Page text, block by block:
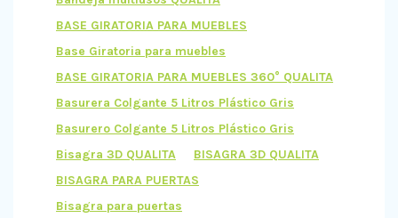
BASE GIRATORIA PARA MUEBLES
Base Giratoria para muebles
BASE GIRATORIA PARA MUEBLES 360° QUALITA
Basurera Colgante 5 Litros Plástico Gris
Basurero Colgante 5 Litros Plástico Gris
Bisagra 3D QUALITA
BISAGRA 3D QUALITA
BISAGRA PARA PUERTAS
Bisagra para puertas